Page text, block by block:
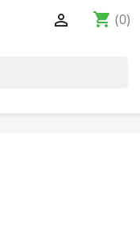
shopping_cart (0)
